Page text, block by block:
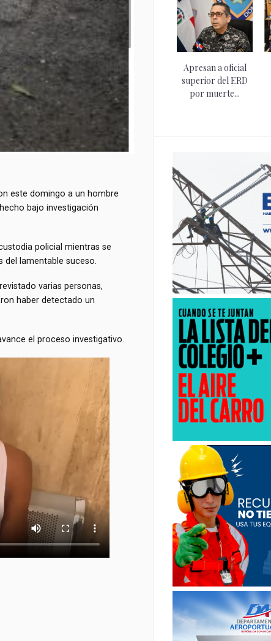
este domingo a un hombre
bajo investigación
policial mientras se
lamentable suceso.
varias personas,
haber detectado un
el proceso investigativo.
Apresan a oficial
superior del ERD
por muerte...